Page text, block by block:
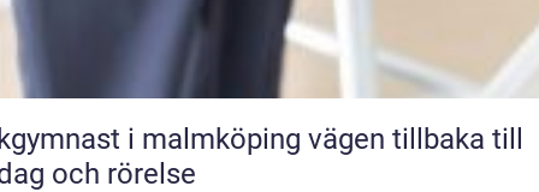
i malmköping vägen tillbaka till
och rörelse